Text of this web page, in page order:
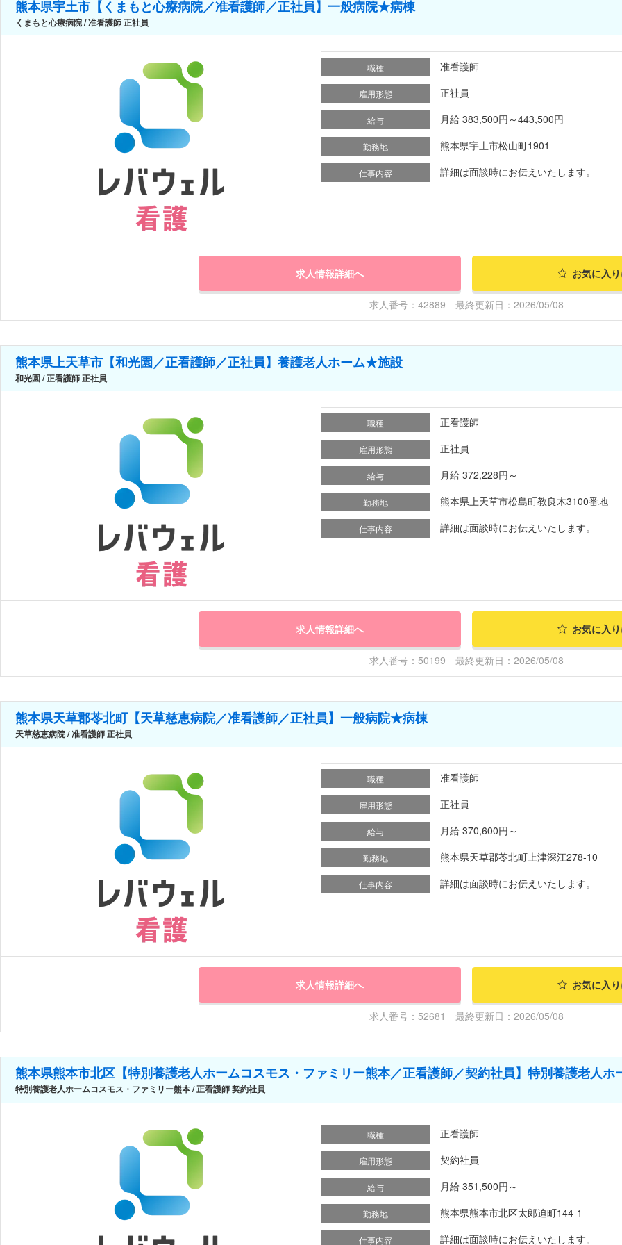
熊本県宇土市【くまもと心療病院／准看護師／正社員】一般病院★病棟
くまもと心療病院 / 准看護師 正社員
職種 准看護師
雇用形態 正社員
給与 月給 383,500円～443,500円
勤務地 熊本県宇土市松山町1901
仕事内容 詳細は面談時にお伝えいたします。
求人情報詳細へ お気に入
求人番号：42889 最終更新日：2026/05/08
熊本県上天草市【和光園／正看護師／正社員】養護老人ホーム★施設
和光園 / 正看護師 正社員
職種 正看護師
雇用形態 正社員
給与 月給 372,228円～
勤務地 熊本県上天草市松島町教良木3100番地
仕事内容 詳細は面談時にお伝えいたします。
求人情報詳細へ お気に入
求人番号：50199 最終更新日：2026/05/08
熊本県天草郡苓北町【天草慈恵病院／准看護師／正社員】一般病院★病棟
天草慈恵病院 / 准看護師 正社員
職種 准看護師
雇用形態 正社員
給与 月給 370,600円～
勤務地 熊本県天草郡苓北町上津深江278-10
仕事内容 詳細は面談時にお伝えいたします。
求人情報詳細へ お気に入
求人番号：52681 最終更新日：2026/05/08
熊本県熊本市北区【特別養護老人ホームコスモス・ファミリー熊本／正看護師／契約社員】特別養護老人
特別養護老人ホームコスモス・ファミリー熊本 / 正看護師 契約社員
職種 正看護師
雇用形態 契約社員
給与 月給 351,500円～
勤務地 熊本県熊本市北区太郎迫町144-1
仕事内容 詳細は面談時にお伝えいたします。